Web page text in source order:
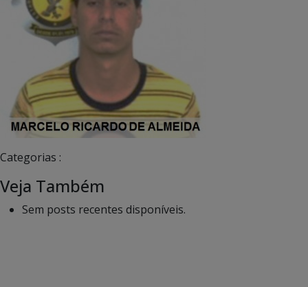
Categorias :
Veja Também
Sem posts recentes disponíveis.